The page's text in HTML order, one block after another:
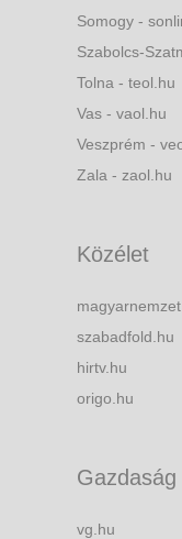
Somogy -
Szabolcs-
Tolna - teol.hu
Vas - vaol.hu
Veszprém -
Zala - zaol.hu
Közélet
szabadfold.hu
hirtv.hu
origo.hu
Gazdaság
vg.hu